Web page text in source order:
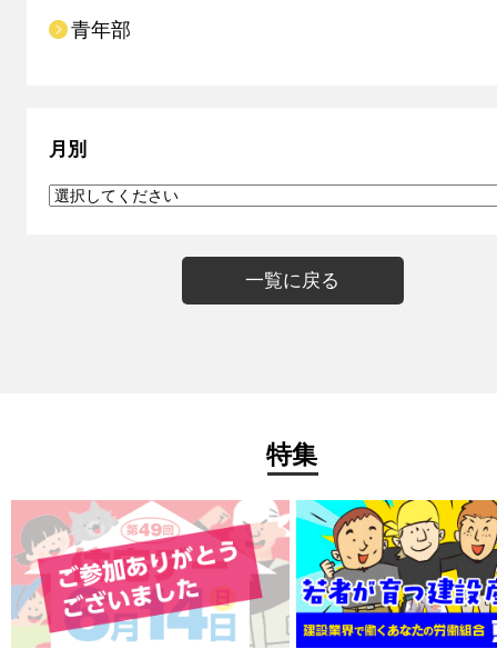
青年部
月別
一覧に戻る
特集